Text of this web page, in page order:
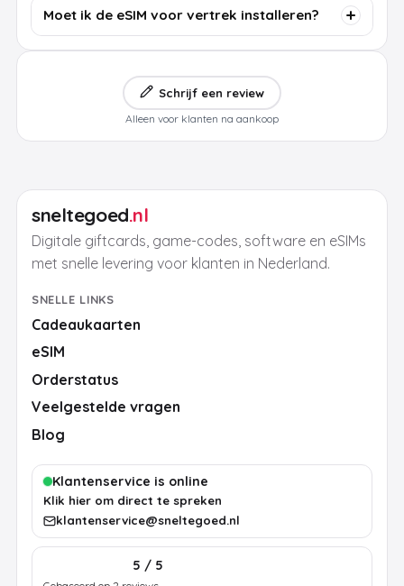
Moet ik de eSIM voor vertrek installeren?
Schrijf een review
Alleen voor klanten na aankoop
sneltegoed.nl
Digitale giftcards, game-codes, software en eSIMs
met snelle levering voor klanten in Nederland.
SNELLE LINKS
Cadeaukaarten
eSIM
Orderstatus
Veelgestelde vragen
Blog
Klantenservice is online
Klik hier om direct te spreken
klantenservice@sneltegoed.nl
5 / 5